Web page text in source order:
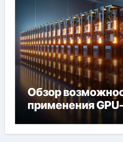
Обзор
применения